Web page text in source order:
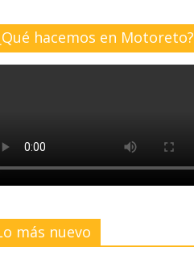
hacemos en Motoreto?
más nuevo